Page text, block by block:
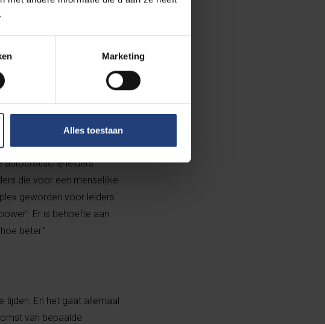
Marketing
Alles toestaan
en oeverloze
belangrijk: ‘wat zijn de
over anderen helpen.
impliceert dat het
autocratische leiders
die voor een menselijke
geworden voor leiders
Er is behoefte aan
beter.”
tijden. En het gaat allemaal
van bepaalde